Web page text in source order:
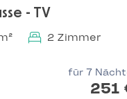
- TV
2 Zimmer
für 7
251